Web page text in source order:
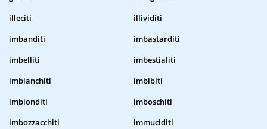
illeciti
illividiti
imbanditi
imbastarditi
imbelliti
imbestialiti
imbianchiti
imbibiti
imbionditi
imboschiti
imbozzacchiti
immuciditi